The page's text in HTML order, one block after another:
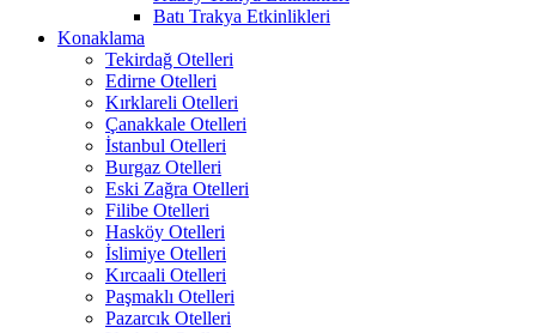
Batı Trakya Etkinlikleri
Konaklama
Tekirdağ Otelleri
Edirne Otelleri
Kırklareli Otelleri
Çanakkale Otelleri
İstanbul Otelleri
Burgaz Otelleri
Eski Zağra Otelleri
Filibe Otelleri
Hasköy Otelleri
İslimiye Otelleri
Kırcaali Otelleri
Paşmaklı Otelleri
Pazarcık Otelleri